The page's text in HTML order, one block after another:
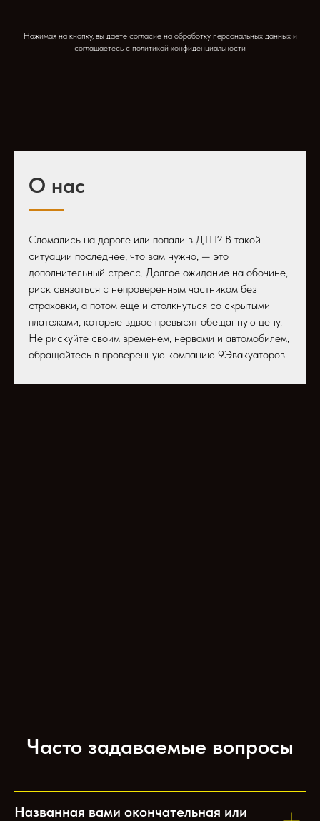
Нажимая на кнопку, вы даёте согласие на обработку персональных данных и
соглашаетесь c политикой конфиденциальности
О нас
Сломались на дороге или попали в ДТП? В такой
ситуации последнее, что вам нужно, — это
дополнительный стресс. Долгое ожидание на обочине,
риск связаться с непроверенным частником без
страховки, а потом еще и столкнуться со скрытыми
платежами, которые вдвое превысят обещанную цену.
Не рискуйте своим временем, нервами и автомобилем,
обращайтесь в проверенную компанию 9Эвакуаторов!
Часто задаваемые вопросы
Названная вами окончательная или